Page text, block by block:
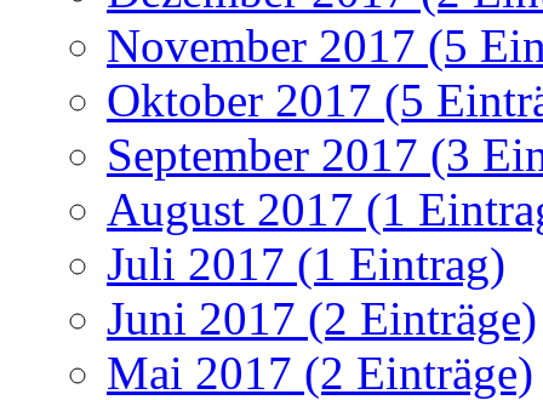
November 2017 (5
Oktober 2017 (5
September 2017 (3
August 2017 (1
Juli 2017 (1 Eintrag)
Juni 2017 (2 Einträge)
Mai 2017 (2 Einträge)